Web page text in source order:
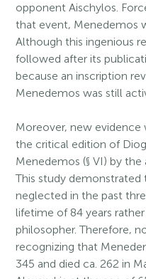
opponent Aischylos.
that event, Menedemos
Although this ingenious
followed after its
because an inscription
Menedemos was still
Moreover, new evidence
the critical edition of
Menedemos (§ VI) by
This study
neglected in the past
lifetime of 84 years
philosopher. Therefore,
recognizing that
345 and died ca. 262 in